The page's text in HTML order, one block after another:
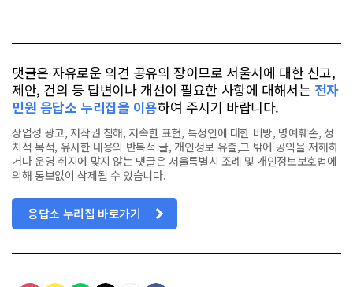
댓글은 자유로운 의견 공유의 장이므로 서울시에 대한 신고,
제안, 건의 등 답변이나 개선이 필요한 사항에 대해서는 전자
민원 응답소 누리집을 이용하여 주시기 바랍니다.
상업성 광고, 저작권 침해, 저속한 표현, 특정인에 대한 비방, 명예훼손, 정
치적 목적, 유사한 내용의 반복적 글, 개인정보 유출,그 밖에 공익을 저해하
거나 운영 취지에 맞지 않는 댓글은 서울특별시 조례 및 개인정보보호법에
의해 통보없이 삭제될 수 있습니다.
응답소 누리집 바로가기